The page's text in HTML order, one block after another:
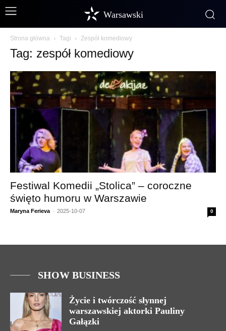
Warsawski
Strona główna Tagi Zespół komediowy
Tag: zespół komediowy
Festiwal Komedii „Stolica” – coroczne
święto humoru w Warszawie
Maryna Ferieva - 2025-10-07 0
SHOW BUSINESS
Życie i twórczość słynnej
warszawskiej aktorki Pauliny
Gałązki